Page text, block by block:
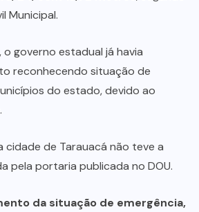
Municipal.
o governo estadual já havia
reconhecendo situação de
do estado, devido ao
cidade de Tarauacá não teve a
pela portaria publicada no DOU.
da situação de emergência,